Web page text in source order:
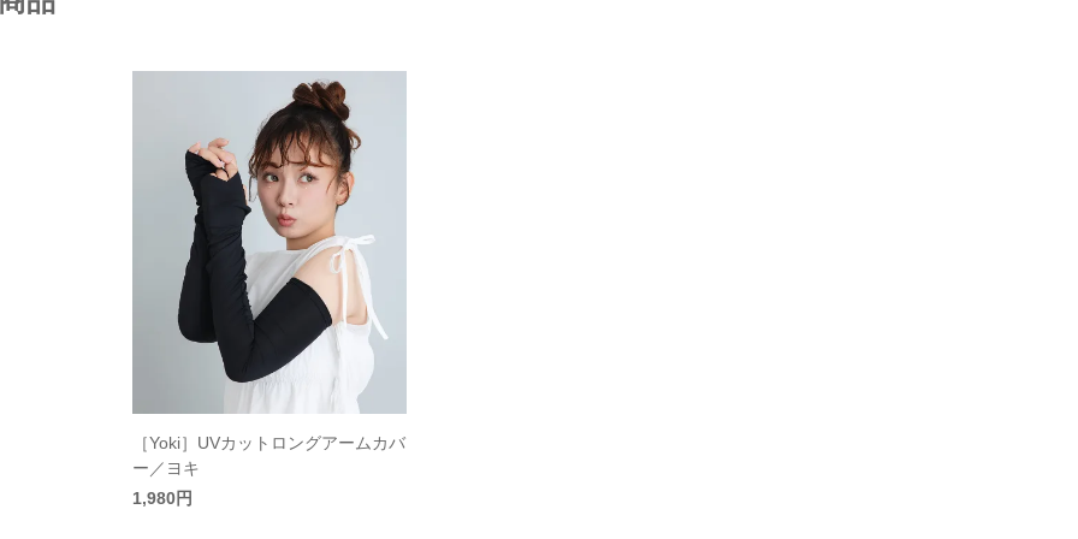
［Yoki］UVカットロングアームカバ
ー／ヨキ
1,980円